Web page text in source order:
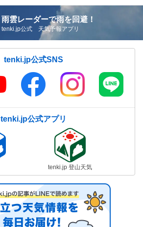
雨雲レーダーで雨を回避！
tenki.jp公式 天気予報アプリ
tenki.jp公式SNS
tenki.jp公式アプリ
tenki.jp 登山天気